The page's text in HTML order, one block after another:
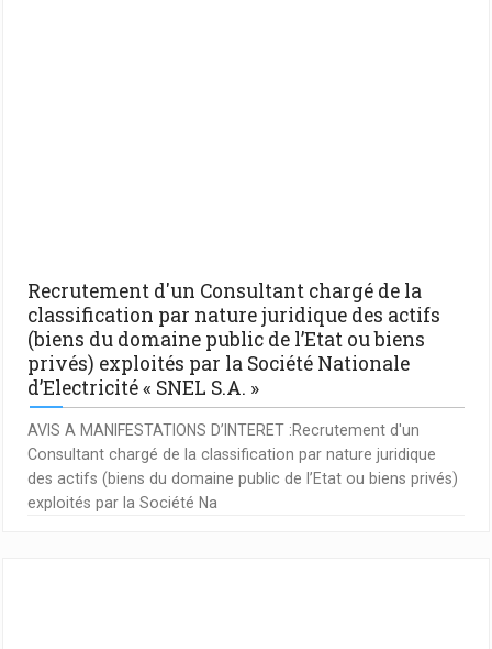
Recrutement d'un Consultant chargé de la
classification par nature juridique des actifs
(biens du domaine public de l’Etat ou biens
privés) exploités par la Société Nationale
d’Electricité « SNEL S.A. »
AVIS A MANIFESTATIONS D’INTERET :Recrutement d'un
Consultant chargé de la classification par nature juridique
des actifs (biens du domaine public de l’Etat ou biens privés)
exploités par la Société Na